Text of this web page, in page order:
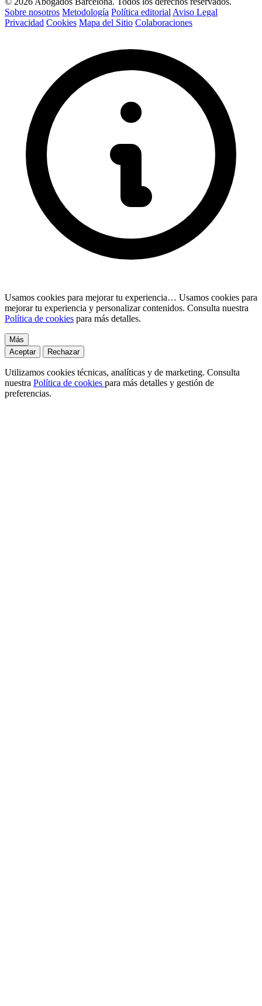
Sobre nosotros Metodología Política editorial Aviso Legal
Privacidad Cookies Mapa del Sitio Colaboraciones
Usamos cookies para mejorar tu experiencia… Usamos cookies para
mejorar tu experiencia y personalizar contenidos. Consulta nuestra
Política de cookies para más detalles.
Más
Aceptar
Rechazar
Utilizamos cookies técnicas, analíticas y de marketing. Consulta
nuestra Política de cookies para más detalles y gestión de
preferencias.